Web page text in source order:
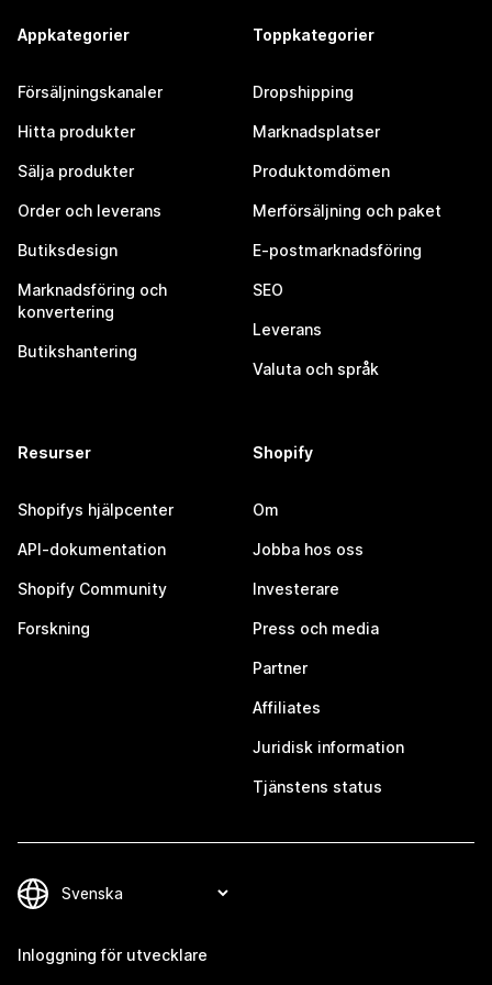
Appkategorier
Försäljningskanaler
Hitta produkter
Sälja produkter
Order och leverans
Butiksdesign
Marknadsföring och
konvertering
Butikshantering
Toppkategorier
Dropshipping
Marknadsplatser
Produktomdömen
Merförsäljning och paket
E-postmarknadsföring
SEO
Leverans
Valuta och språk
Resurser
Shopifys hjälpcenter
API-dokumentation
Shopify Community
Forskning
Shopify
Om
Jobba hos oss
Investerare
Press och media
Partner
Affiliates
Juridisk information
Tjänstens status
Inloggning för utvecklare